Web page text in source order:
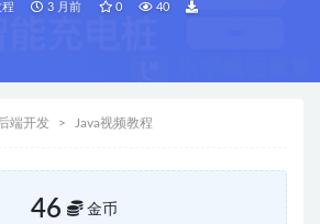
程 3 月前 0 40
后端开发 Java视频教程
46 金币